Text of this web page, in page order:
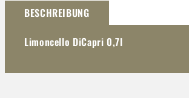
BESCHREIBUNG
Limoncello DiCapri 0,7l